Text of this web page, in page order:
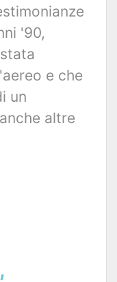
'90,
e che
un
altre